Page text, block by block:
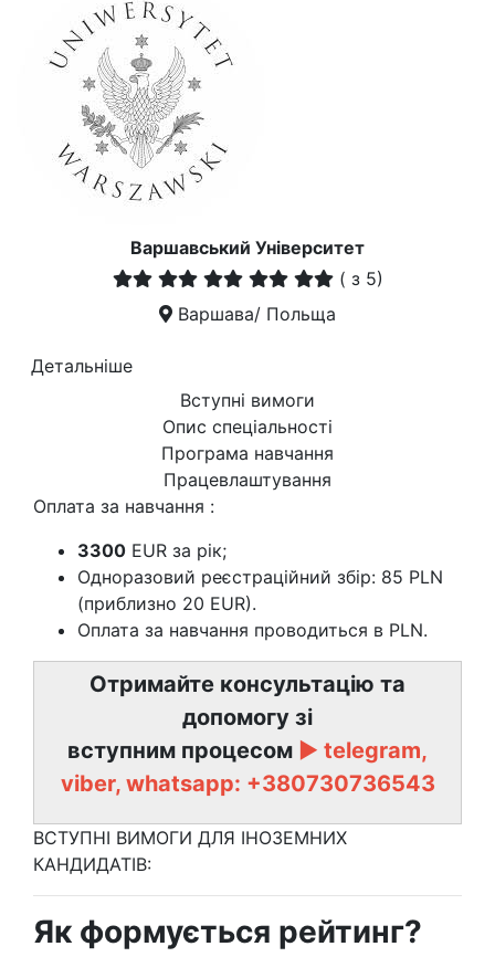
Варшавський Університет
( з 5)
Варшава/ Польща
Детальніше
Вступні вимоги
Опис спеціальності
Програма навчання
Працевлаштування
Оплата за навчання :
3300 EUR за рік;
Одноразовий реєстраційний збір: 85 PLN
(приблизно 20 EUR).
Оплата за навчання проводиться в PLN.
Отримайте консультацію та
допомогу зі
вступним процесом ► telegram,
viber, whatsapp: +380730736543
ВСТУПНІ ВИМОГИ ДЛЯ ІНОЗЕМНИХ
КАНДИДАТІВ:
Як формується рейтинг?